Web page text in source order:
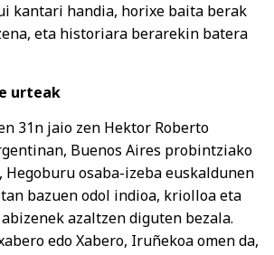
kantari handia, horixe baita berak
eta historiara berarekin batera
urteak
31n jaio zen Hektor Roberto
Buenos Aires probintziako
osaba-izeba euskaldunen
bazuen odol indioa, kriolloa eta
azaltzen diguten bezala.
edo Xabero, Iruñekoa omen da,